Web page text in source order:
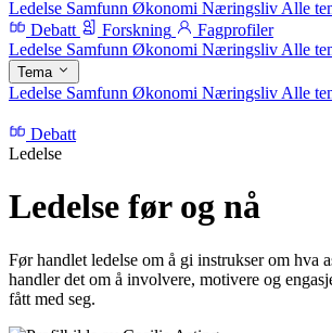
Ledelse Samfunn Økonomi Næringsliv Alle
Debatt
Forskning
Fagprofiler
Ledelse Samfunn Økonomi Næringsliv Alle
Tema
Ledelse Samfunn Økonomi Næringsliv Alle
Debatt
Ledelse
Ledelse før og nå
Før handlet ledelse om å gi instrukser om hva
handler det om å involvere, motivere og
fått med seg.